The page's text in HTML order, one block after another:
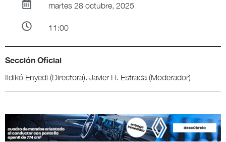
martes 28 octubre, 2025
11:00
Sección Oficial
Ildikó Enyedi (Directora). Javier H. Estrada (Moderador)